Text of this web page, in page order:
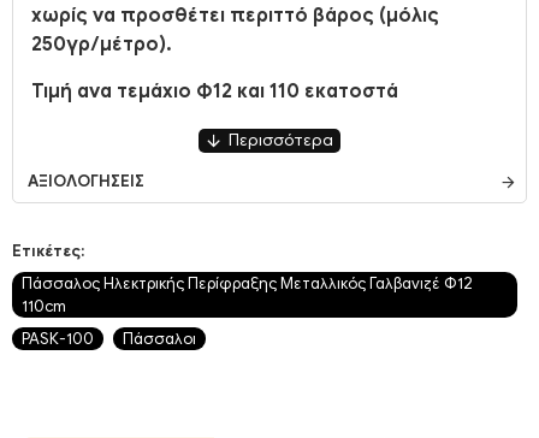
χωρίς να προσθέτει περιττό βάρος (μόλις
250γρ/μέτρο).
Τιμή ανα τεμάχιο Φ12 και 110 εκατοστά
ΑΞΙΟΛΟΓΉΣΕΙΣ
Ετικέτες:
Πάσσαλος Ηλεκτρικής Περίφραξης Μεταλλικός Γαλβανιζέ Φ12
110cm
PASΚ-100
Πάσσαλοι